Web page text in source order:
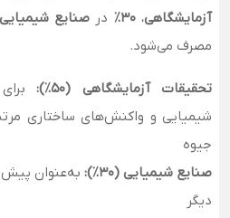
آزمایشگاهی،30٪ در صنایع شیمیایی
مصرف می‌شود.
تحقیقات آزمایشگاهی (50٪):
شیمیایی و واکنش‌های ساختاری
جیوه
صنایع شیمیایی (30٪):
به‌عنوان
دیگر